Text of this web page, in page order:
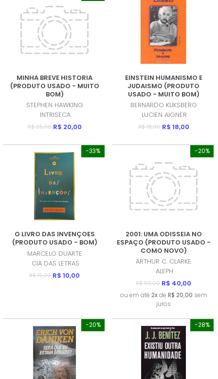
MINHA BREVE HISTORIA
(PRODUTO USADO - MUITO
BOM)
STEPHEN HAWKING
INTRISECA
R$ 25,00 R$ 20,00
EINSTEIN HUMANISMO E
JUDAISMO (PRODUTO
USADO - MUITO BOM)
BERNARDO KLIKSBERG
LUCIEN AIGNER
R$ 18,00 R$ 18,00
-33%
O LIVRO DAS INVENÇOES
(PRODUTO USADO - BOM)
MARCELO DUARTE
CIA DAS LETRAS
R$ 15,00 R$ 10,00
-20%
2001: UMA ODISSEIA NO
ESPAÇO (PRODUTO USADO -
COMO NOVO)
ARTHUR C. CLARKE
ALEPH
R$ 50,00 R$ 40,00
ou em até 2xde R$ 20,00 sem
juros
-20% -28%